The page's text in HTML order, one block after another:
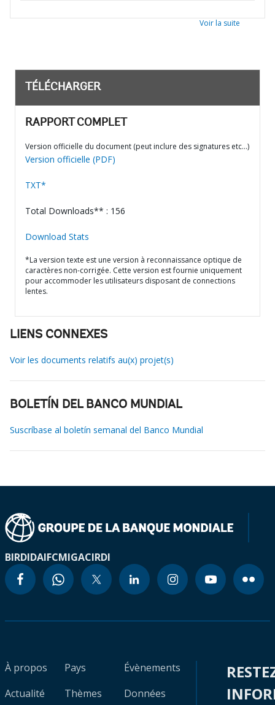
Voir la suite
TÉLÉCHARGER
RAPPORT COMPLET
Version officielle du document (peut inclure des signatures etc…)
Version officielle (PDF)
TXT*
Total Downloads** : 156
Download Stats
*La version texte est une version à reconnaissance optique de
caractères non-corrigée. Cette version est fournie uniquement
pour accommoder les utilisateurs disposant de connections
lentes.
LIENS CONNEXES
Voir les documents relatifs au(x) projet(s)
BOLETÍN DEL BANCO MUNDIAL
Suscríbase al boletín semanal del Banco Mundial
BIRDIDAIFCMIGACIRDI
À propos
Actualité
Pays
Thèmes
Évènements
Données